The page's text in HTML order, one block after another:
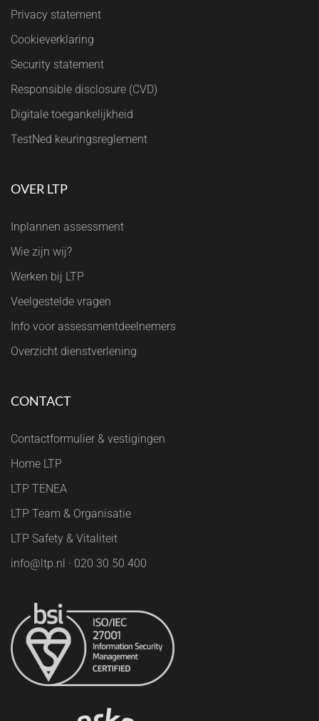
Privacy statement
Cookieverklaring
Security statement
Responsible disclosure (CVD)
Digitale toegankelijkheid
TestNed keuringsreglement
OVER LTP
Inplannen assessment
Wie zijn wij?
Werken bij LTP
Veelgestelde vragen
Info voor assessmentdeelnemers
Overzicht dienstverlening
CONTACT
Contactformulier & vestigingen
Home LTP
LTP TENEA
LTP Team & Organisatie
LTP Safety & Vitaliteit
info@ltp.nl · 020 30 50 400